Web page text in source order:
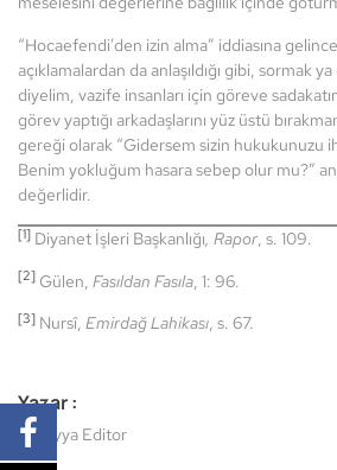
“Hocaefendi’den izin alma” iddiasına
açıklamalardan da anlaşıldığı gibi, sormak
diyelim, vazife insanları için göreve
görev yaptığı arkadaşlarını yüz üstü
gereği olarak “Gidersem sizin hukukunuzu
Benim yokluğum hasara sebep olur mu?”
değerlidir.
[1] Diyanet İşleri Başkanlığı, Rapor, s. 109.
[2] Gülen, Fasıldan Fasıla, 1: 96.
[3] Nursî, Emirdağ Lahikası, s. 67.
Yazar :
Sureyya Editor